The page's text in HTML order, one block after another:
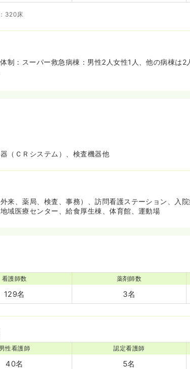
320床
制：スーパー救急病棟：男性2人女性1人、他の病棟は
（ＣＲシステム）、検査機器他
来、薬局、検査、事務）、訪問看護ステーション、入
域医療センター、給食厚生棟、体育館、運動場
看護師数
129名
薬剤師数
3名
男性看護師
40名
認定看護師
5名